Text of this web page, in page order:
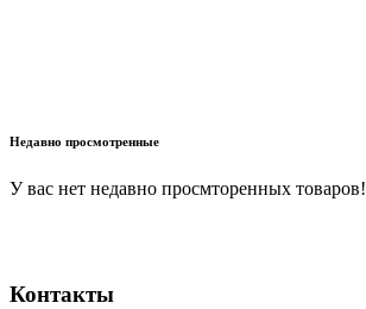
Недавно просмотренные
У вас нет недавно просмторенных товаров!
Контакты